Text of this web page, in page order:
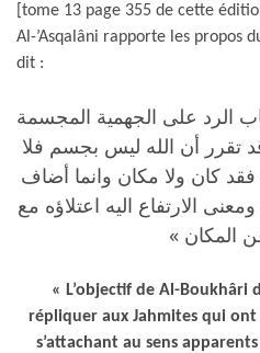
[tome 13 page 355 de cette
Al-’Asqalâni rapporte les propos
dit :
الرد على الجهمية المجسمة
تقرر أن الله ليس بجسم فلا
كان ولا مكان وانما أضاف
الارتفاع اليه اعتلاؤه مع
المكان »
« L’objectif de Al-Boukhâri
répliquer aux Jahmites qui
s’attachant au sens